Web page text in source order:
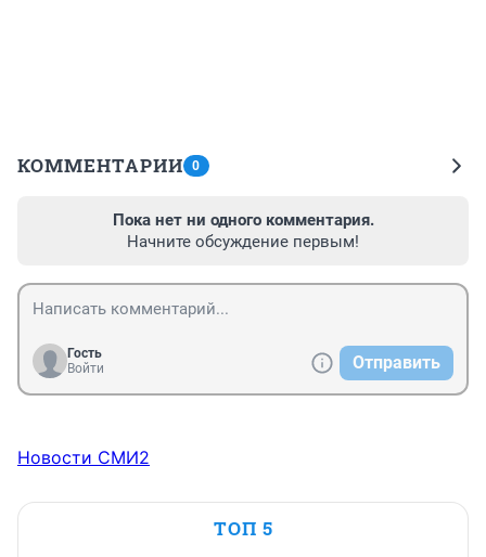
КОММЕНТАРИИ 0
Пока нет ни одного комментария.
Начните обсуждение первым!
Гость
Войти
Отправить
Новости СМИ2
ТОП 5